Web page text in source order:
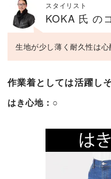
スタイリスト
KOKA 氏 の
生地が少し薄く耐久性は心
作業着としては活躍し
はき心地：○